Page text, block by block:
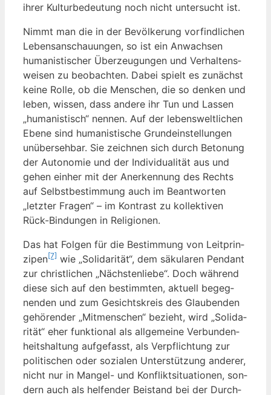
ihrer Kul­tur­be­deu­tung noch nicht unter­sucht ist.
Nimmt man die in der Bevöl­ke­rung vor­find­li­chen
Lebens­an­schau­un­gen, so ist ein Anwach­sen
huma­nis­ti­scher Über­zeu­gun­gen und Ver­hal­tens­
wei­sen zu beob­ach­ten. Dabei spielt es zunächst
kei­ne Rol­le, ob die Men­schen, die so den­ken und
leben, wis­sen, dass ande­re ihr Tun und Las­sen
„huma­nis­tisch“ nen­nen. Auf der lebens­welt­li­chen
Ebe­ne sind huma­nis­ti­sche Grund­ein­stel­lun­gen
unüber­seh­bar. Sie zeich­nen sich durch Beto­nung
der Auto­no­mie und der Indi­vi­dua­li­tät aus und
gehen ein­her mit der Aner­ken­nung des Rechts
auf Selbst­be­stim­mung auch im Beant­wor­ten
„letz­ter Fra­gen“ – im Kon­trast zu kol­lek­ti­ven
Rück-Bin­dun­gen in Religionen.
Das hat Fol­gen für die Bestim­mung von Leit­prin­
zi­pen[7] wie „Soli­da­ri­tät“, dem säku­la­ren Pen­dant
zur christ­li­chen „Nächs­ten­lie­be“. Doch wäh­rend
die­se sich auf den bestimm­ten, aktu­ell begeg­
nen­den und zum Gesichts­kreis des Glau­ben­den
gehö­ren­der „Mit­men­schen“ bezieht, wird „Soli­da­
ri­tät“ eher funk­tio­nal als all­ge­mei­ne Ver­bun­den­
heits­hal­tung auf­ge­fasst, als Ver­pflich­tung zur
poli­ti­schen oder sozia­len Unter­stüt­zung ande­rer,
nicht nur in Man­gel- und Kon­flikt­si­tua­tio­nen, son­
dern auch als hel­fen­der Bei­stand bei der Durch­